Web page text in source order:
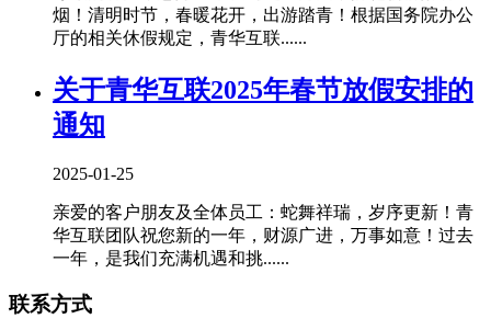
烟！清明时节，春暖花开，出游踏青！根据国务院办公
厅的相关休假规定，青华互联......
关于青华互联2025年春节放假安排的
通知
2025-01-25
亲爱的客户朋友及全体员工：蛇舞祥瑞，岁序更新！青
华互联团队祝您新的一年，财源广进，万事如意！过去
一年，是我们充满机遇和挑......
联系方式